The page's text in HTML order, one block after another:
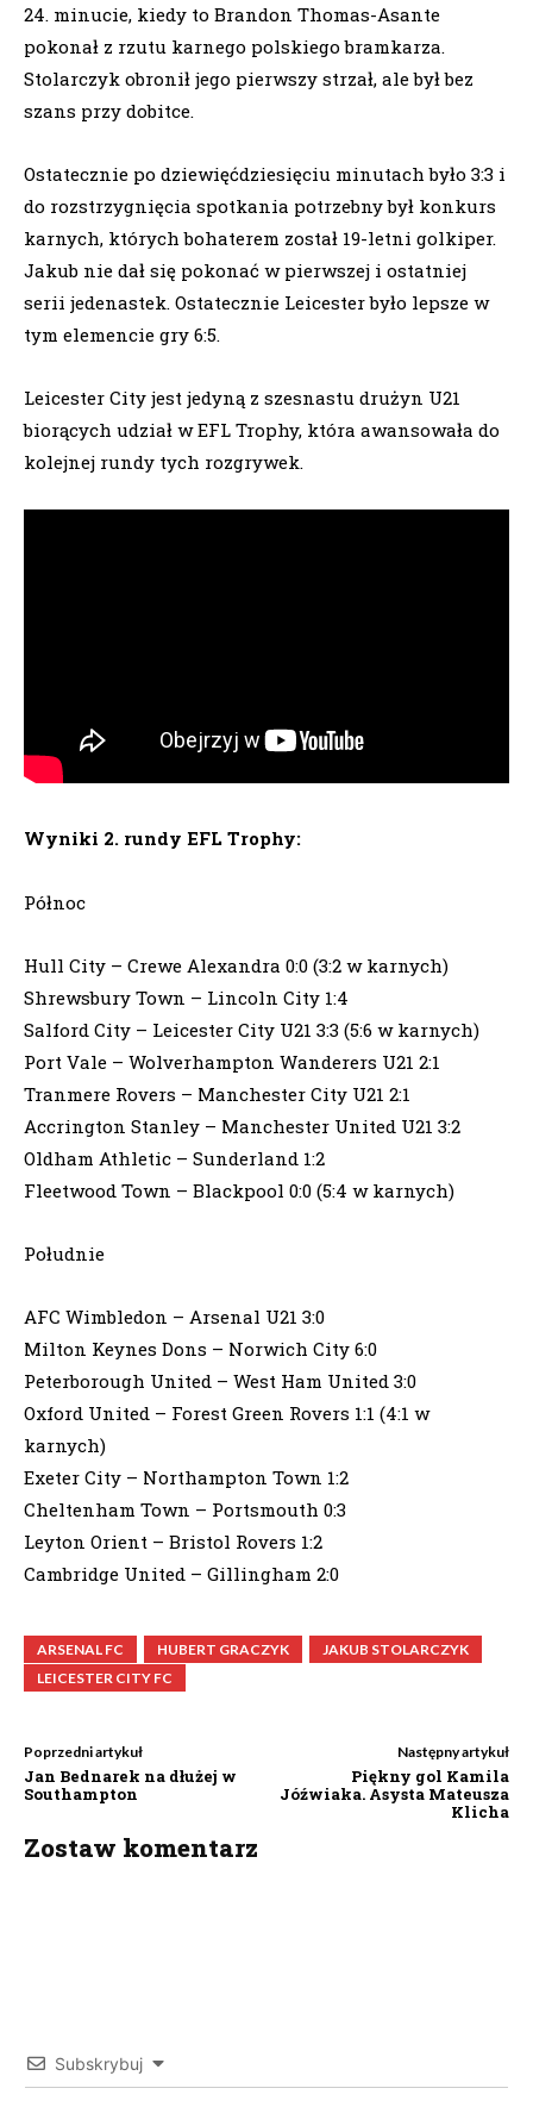
24. minucie, kiedy to Brandon Thomas-Asante
pokonał z rzutu karnego polskiego bramkarza.
Stolarczyk obronił jego pierwszy strzał, ale był bez
szans przy dobitce.
Ostatecznie po dziewięćdziesięciu minutach było 3:3 i
do rozstrzygnięcia spotkania potrzebny był konkurs
karnych, których bohaterem został 19-letni golkiper.
Jakub nie dał się pokonać w pierwszej i ostatniej
serii jedenastek. Ostatecznie Leicester było lepsze w
tym elemencie gry 6:5.
Leicester City jest jedyną z szesnastu drużyn U21
biorących udział w EFL Trophy, która awansowała do
kolejnej rundy tych rozgrywek.
Wyniki 2. rundy EFL Trophy:
Północ
Hull City – Crewe Alexandra 0:0 (3:2 w karnych)
Shrewsbury Town – Lincoln City 1:4
Salford City – Leicester City U21 3:3 (5:6 w karnych)
Port Vale – Wolverhampton Wanderers U21 2:1
Tranmere Rovers – Manchester City U21 2:1
Accrington Stanley – Manchester United U21 3:2
Oldham Athletic – Sunderland 1:2
Fleetwood Town – Blackpool 0:0 (5:4 w karnych)
Południe
AFC Wimbledon – Arsenal U21 3:0
Milton Keynes Dons – Norwich City 6:0
Peterborough United – West Ham United 3:0
Oxford United – Forest Green Rovers 1:1 (4:1 w
karnych)
Exeter City – Northampton Town 1:2
Cheltenham Town – Portsmouth 0:3
Leyton Orient – Bristol Rovers 1:2
Cambridge United – Gillingham 2:0
ARSENAL FC HUBERT GRACZYK
JAKUB STOLARCZYK
LEICESTER CITY FC
Poprzedni artykuł
Jan Bednarek na dłużej w
Southampton
Następny artykuł
Piękny gol Kamila
Jóźwiaka. Asysta Mateusza
Klicha
Zostaw komentarz
Subskrybuj